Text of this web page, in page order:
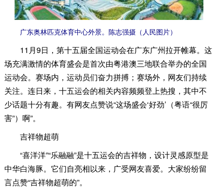
广东奥林匹克体育中心外景。陈志强摄（人民图片）
11月9日，第十五届全国运动会在广东广州拉开帷幕。这
场充满激情的体育盛会是首次由粤港澳三地联合举办的全国
运动会。赛场内，运动员们奋力拼搏；赛场外，网友们持续
关注。连日来，十五运会的相关内容频频登上热搜，其中不
少话题十分有趣。有网友点赞说“这场盛会‘好劲’（粤语“很厉
害”）啊”。
吉祥物超萌
“喜洋洋”“乐融融”是十五运会的吉祥物，设计灵感原型是
中华白海豚。它们自亮相以来，广受网友喜爱。大家纷纷留
言点赞“吉祥物超萌的”。